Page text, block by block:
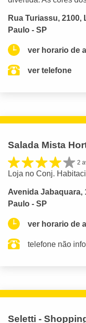
Rua Turiassu, 2100,
Paulo - SP
ver horario de
ver telefone
Salada Mista
2
Loja no Conj.
Avenida Jabaquara,
Paulo - SP
ver horario de
telefone não
Seletti -